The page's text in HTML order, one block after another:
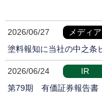
2026/06/27
メディア
塗料報知に当社の中之条
2026/06/24
IR
第79期 有価証券報告書